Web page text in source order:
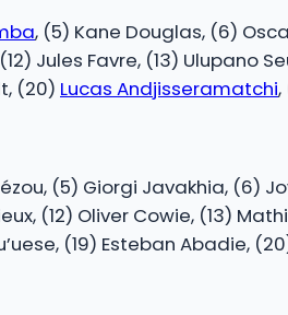
, (5) Kane Douglas, (6)
Jules Favre, (13) Ulupano
(20) Lucas Andjisseramatchi,
(5) Giorgi Javakhia, (6)
(12) Oliver Cowie, (13)
(19) Esteban Abadie,